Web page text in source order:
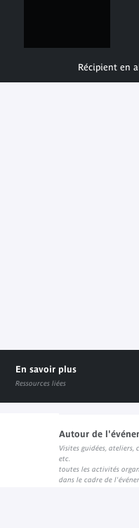
Récipient en
En savoir plus
Ressources liées
Prochains rendez-
Lien interne
Autour de
Visites guidées, ateliers,
etc.
toutes les activités
dans le cadre de